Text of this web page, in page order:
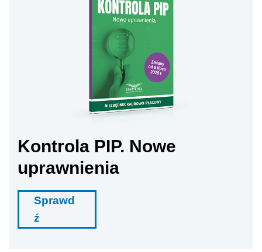
Kontrola PIP. Nowe
uprawnienia
Sprawd
ź